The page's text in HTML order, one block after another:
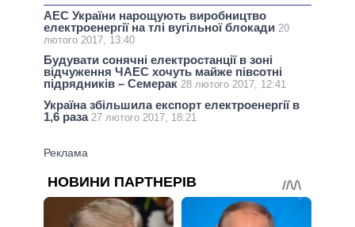
АЕС України нарощують виробництво
електроенергії на тлі вугільної блокади 20
лютого 2017, 13:40
Будувати сонячні електростанції в зоні
відчуження ЧАЕС хочуть майже півсотні
підрядників – Семерак 28 лютого 2017, 12:41
Україна збільшила експорт електроенергії в
1,6 раза 27 лютого 2017, 18:21